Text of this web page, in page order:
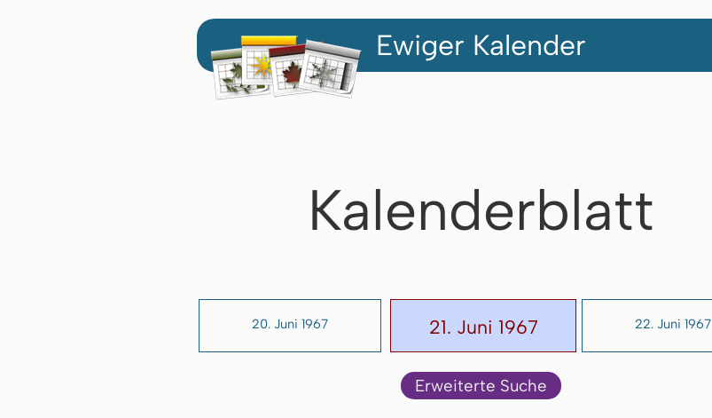
Ewiger Kalender
Kalenderblatt
20. Juni 1967 21. Juni 1967 22. Juni 1967
Erweiterte Suche